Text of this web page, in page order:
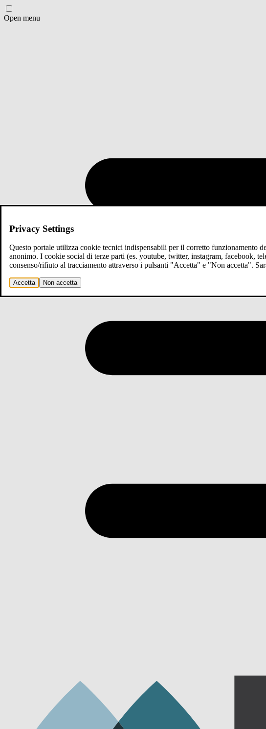
Open menu
Privacy Settings
Questo portale utilizza cookie tecnici indispensabili per il corretto funzionamento
anonimo. I cookie social di terze parti (es. youtube, twitter, instagram, facebook,
consenso/rifiuto al tracciamento attraverso i pulsanti "Accetta" e "Non accetta".
Accetta Non accetta